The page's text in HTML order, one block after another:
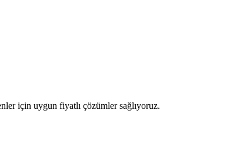
için uygun fiyatlı çözümler sağlıyoruz.